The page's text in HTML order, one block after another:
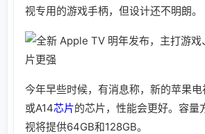
视专用的游戏手柄，但设计还不明朗。
今年早些时候，有消息称，新的苹果电
或A14芯片的芯片，性能会更好。容量
视将提供64GB和128GB。